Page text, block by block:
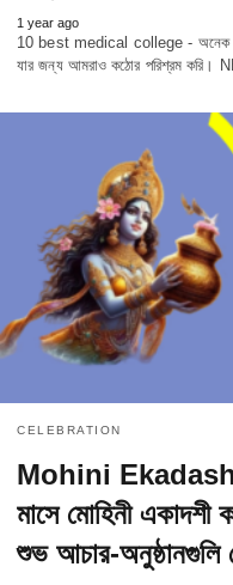
1 year ago
10 best medical college - অনেক
যার জন্য আমরাও কঠোর পরিশ্রম করি।
CELEBRATION
Mohini Ekadashi
মাসে মোহিনী
শুভ আচার-অনুষ্ঠানগুলি